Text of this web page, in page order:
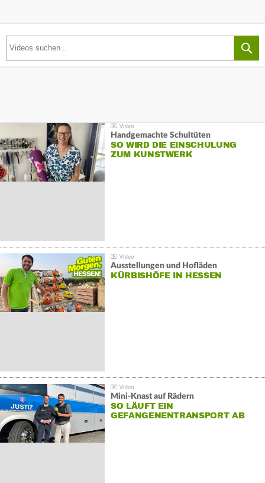
Handgemachte Schultüten
SO WIRD DIE EINSCHULUNG
ZUM KUNSTWERK
Ausstellungen und Hofläden
KÜRBISHÖFE IN HESSEN
Mini-Knast auf Rädern
SO LÄUFT EIN
GEFANGENENTRANSPORT AB